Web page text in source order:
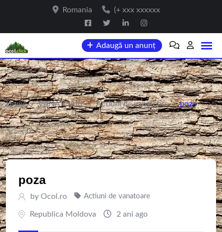
Romania (+ xxx xxxxxx
Adaugă un anunț
Home / VANATOARE / Actiuni de vanatoare / poza
poza
by Ocol.ro Actiuni de vanatoare
Republica Moldova 2 ani ago